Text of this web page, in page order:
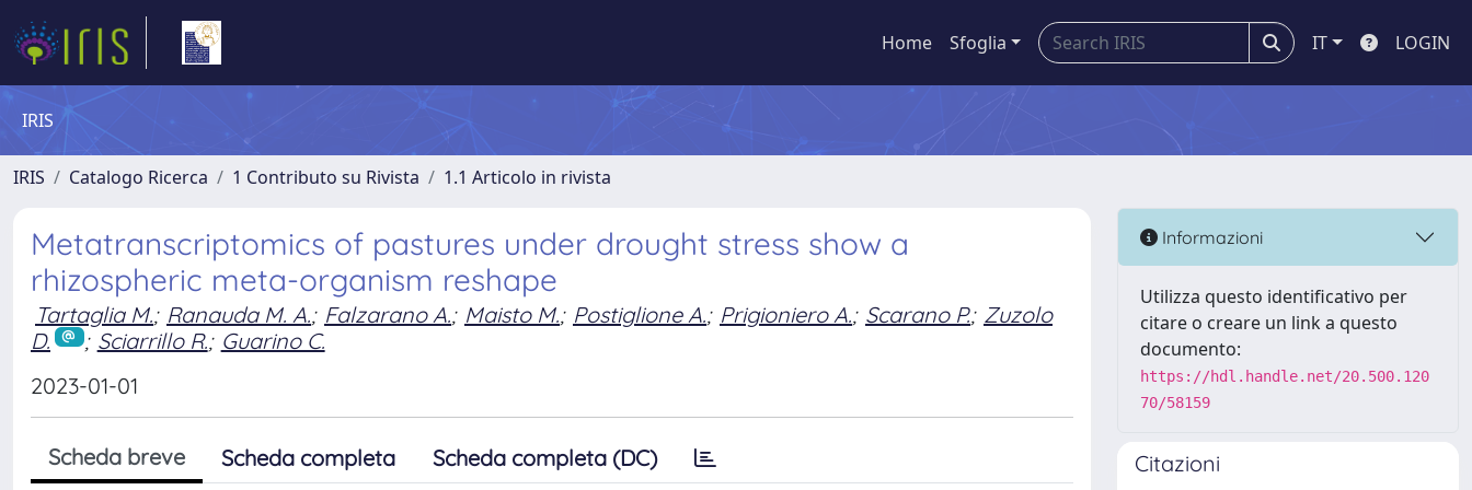
Home Sfoglia IT LOGIN
IRIS
IRIS Catalogo Ricerca 1 Contributo su Rivista 1.1 Articolo in rivista
Metatranscriptomics of pastures under drought stress show a
rhizospheric meta-organism reshape
Tartaglia M.; Ranauda M. A.; Falzarano A.; Maisto M.; Postiglione A.; Prigioniero A.; Scarano P.; Zuzolo
D.
; Sciarrillo R.; Guarino C.
2023-01-01
Scheda breve Scheda completa Scheda completa (DC)
Informazioni
Utilizza questo identificativo per
citare o creare un link a questo
documento:
https://hdl.handle.net/20.500.120
70/58159
Citazioni